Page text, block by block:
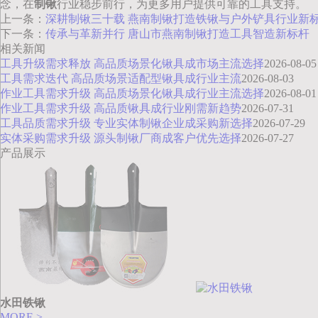
念，在制锹行业稳步前行，为更多用户提供可靠的工具支持。
上一条： 深耕制锹三十载 燕南制锹打造铁锹与户外铲具行业新
下一条： 传承与革新并行 唐山市燕南制锹打造工具智造新标杆
相关新闻
工具升级需求释放 高品质场景化锹具成市场主流选择2026-08-05
工具需求迭代 高品质场景适配型锹具成行业主流2026-08-03
作业工具需求升级 高品质场景化锹具成行业主流选择2026-08-01
作业工具需求升级 高品质锹具成行业刚需新趋势2026-07-31
工具品质需求升级 专业实体制锹企业成采购新选择2026-07-29
实体采购需求升级 源头制锹厂商成客户优先选择2026-07-27
产品展示
水田铁锹